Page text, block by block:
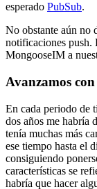
esperado PubSub.
No obstante aún no
notificaciones push.
MongooseIM a
Avanzamos
En cada periodo de
dos años me habría
tenía muchas más
ese tiempo hasta el
consiguiendo
características se
habría que hacer